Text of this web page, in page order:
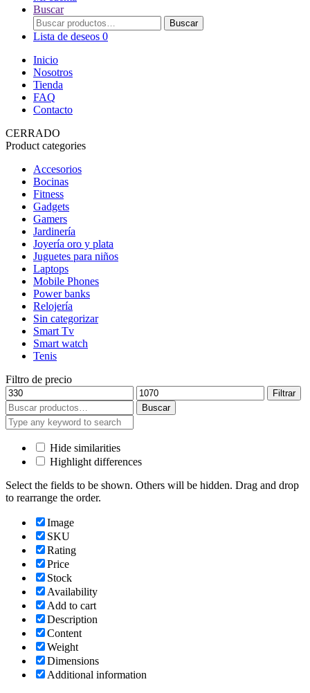
Buscar
Buscar
por:
Buscar
Lista de deseos 0
Inicio
Nosotros
Tienda
FAQ
Contacto
CERRADO
Product categories
Accesorios
Bocinas
Fitness
Gadgets
Gamers
Jardinería
Joyería oro y plata
Juguetes para niños
Laptops
Mobile Phones
Power banks
Relojería
Sin categorizar
Smart Tv
Smart watch
Tenis
Filtro de precio
Precio
mínimo
Precio
máximo
Filtrar
Buscar
por:
Buscar
Hide similarities
Highlight differences
Select the fields to be shown. Others will be hidden. Drag and drop
to rearrange the order.
Image
SKU
Rating
Price
Stock
Availability
Add to cart
Description
Content
Weight
Dimensions
Additional information